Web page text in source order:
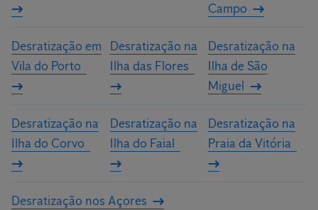
Campo
Desratização em
Vila do Porto
Desratização na
Ilha das Flores
Desratização na
Ilha de São
Miguel
Desratização na
Ilha do Corvo
Desratização na
Ilha do Faial
Desratização na
Praia da Vitória
Desratização nos Açores